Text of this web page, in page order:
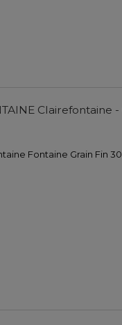
Clairefontaine -
Fontaine Grain Fin